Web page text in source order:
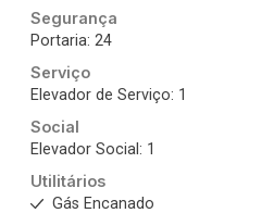
Segurança
Portaria: 24
Serviço
Elevador de Serviço: 1
Social
Elevador Social: 1
Utilitários
Gás Encanado